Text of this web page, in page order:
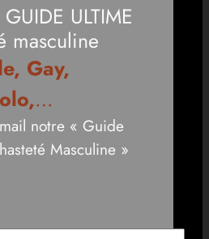
ULTIME
masculine
Gay,
…
notre « Guide
Masculine »